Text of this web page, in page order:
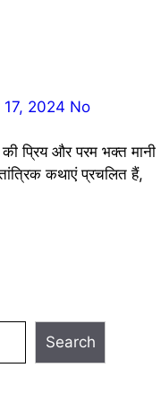
17, 2024 No
कथाएं प्रचलित हैं,
Search